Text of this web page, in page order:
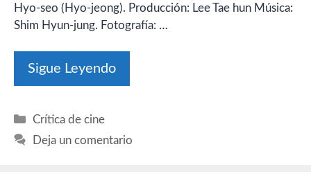
Hyo-seo (Hyo-jeong). Producción: Lee Tae hun Música:
Shim Hyun-jung. Fotografía: …
Sigue Leyendo
Categorías
Crítica de cine
Deja un comentario